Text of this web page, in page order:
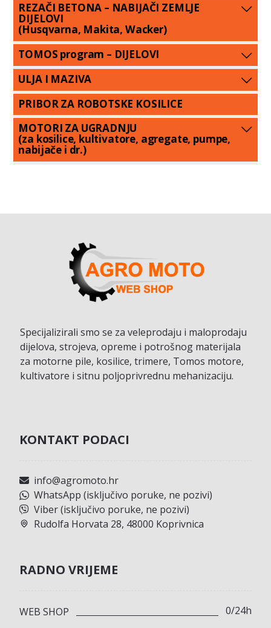
REZAČI BETONA – NABIJAČI ZEMLJE
DIJELOVI
(Husqvarna, Makita, Wacker)
TOMOS program – DIJELOVI
ULJA I MAZIVA
PRIBOR ZA ROBOTSKE KOSILICE
MOTORI ZA UGRADNJU
(za kosilice, kultivatore, agregate, pumpe,
nabijače i dr.)
Specijalizirali smo se za veleprodaju i maloprodaju
dijelova, strojeva, opreme i potrošnog materijala
za motorne pile, kosilice, trimere, Tomos motore,
kultivatore i sitnu poljoprivrednu mehanizaciju.
KONTAKT PODACI
info@agromoto.hr
WhatsApp (isključivo poruke, ne pozivi)
Viber (isključivo poruke, ne pozivi)
Rudolfa Horvata 28, 48000 Koprivnica
RADNO VRIJEME
WEB SHOP
0/24h